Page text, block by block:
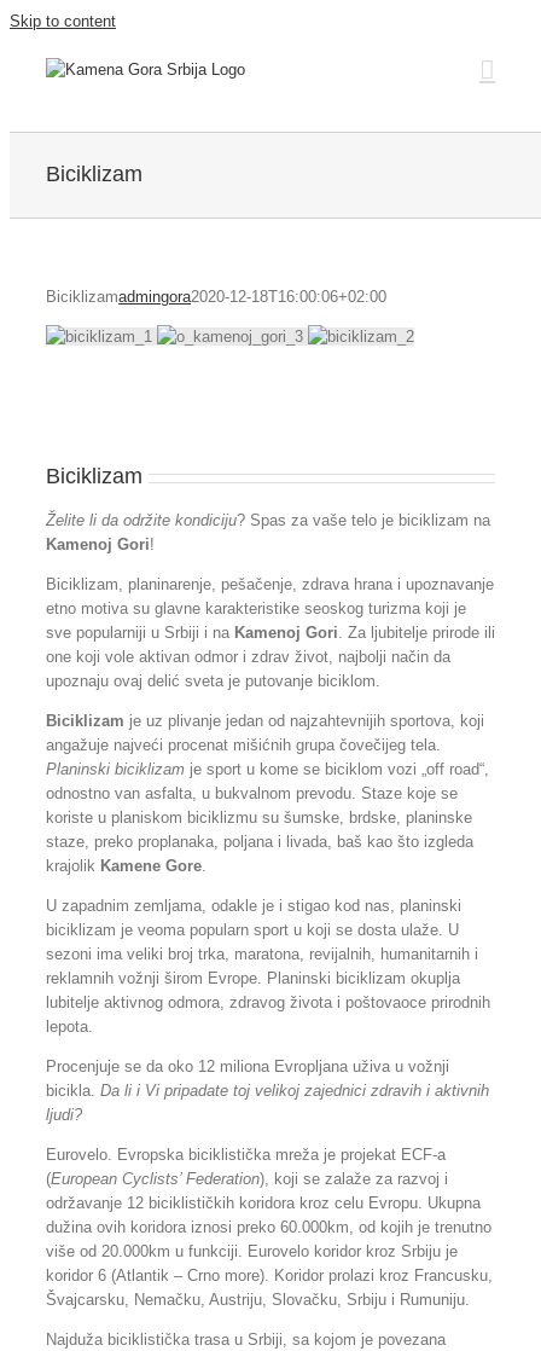
Skip to content
Biciklizam
Biciklizamadmingora2020-12-18T16:00:06+02:00
Biciklizam
Želite li da održite kondiciju? Spas za vaše telo je biciklizam na
Kamenoj Gori!
Biciklizam, planinarenje, pešačenje, zdrava hrana i upoznavanje
etno motiva su glavne karakteristike seoskog turizma koji je
sve popularniji u Srbiji i na Kamenoj Gori. Za ljubitelje prirode ili
one koji vole aktivan odmor i zdrav život, najbolji način da
upoznaju ovaj delić sveta je putovanje biciklom.
Biciklizam je uz plivanje jedan od najzahtevnijih sportova, koji
angažuje najveći procenat mišićnih grupa čovečijeg tela.
Planinski biciklizam je sport u kome se biciklom vozi „off road“,
odnostno van asfalta, u bukvalnom prevodu. Staze koje se
koriste u planiskom biciklizmu su šumske, brdske, planinske
staze, preko proplanaka, poljana i livada, baš kao što izgleda
krajolik Kamene Gore.
U zapadnim zemljama, odakle je i stigao kod nas, planinski
biciklizam je veoma popularn sport u koji se dosta ulaže. U
sezoni ima veliki broj trka, maratona, revijalnih, humanitarnih i
reklamnih vožnji širom Evrope. Planinski biciklizam okuplja
lubitelje aktivnog odmora, zdravog života i poštovaoce prirodnih
lepota.
Procenjuje se da oko 12 miliona Evropljana uživa u vožnji
bicikla. Da li i Vi pripadate toj velikoj zajednici zdravih i aktivnih
ljudi?
Eurovelo. Evropska biciklistička mreža je projekat ECF-a
(European Cyclists’ Federation), koji se zalaže za razvoj i
održavanje 12 biciklističkih koridora kroz celu Evropu. Ukupna
dužina ovih koridora iznosi preko 60.000km, od kojih je trenutno
više od 20.000km u funkciji. Eurovelo koridor kroz Srbiju je
koridor 6 (Atlantik – Crno more). Koridor prolazi kroz Francusku,
Švajcarsku, Nemačku, Austriju, Slovačku, Srbiju i Rumuniju.
Najduža biciklistička trasa u Srbiji, sa kojom je povezana